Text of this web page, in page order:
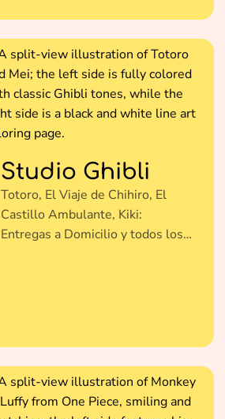
Studio Ghibli
Totoro, El Viaje de Chihiro, El
Castillo Ambulante, Kiki:
Entregas a Domicilio y todos los